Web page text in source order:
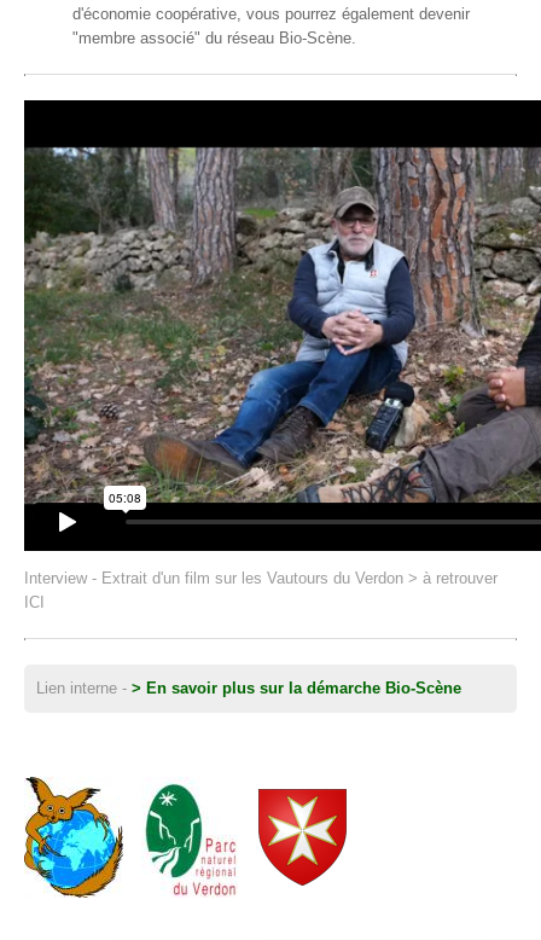
d'économie coopérative, vous pourrez également devenir
"membre associé" du réseau Bio-Scène.
Interview - Extrait d'un film sur les Vautours du Verdon > à retrouver
ICI
Lien interne - > En savoir plus sur la démarche Bio-Scène